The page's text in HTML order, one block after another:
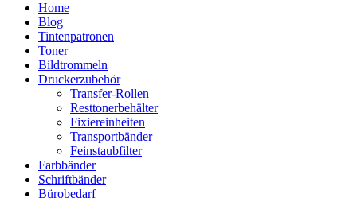
Home
Blog
Tintenpatronen
Toner
Bildtrommeln
Druckerzubehör
Transfer-Rollen
Resttonerbehälter
Fixiereinheiten
Transportbänder
Feinstaubfilter
Farbbänder
Schriftbänder
Bürobedarf